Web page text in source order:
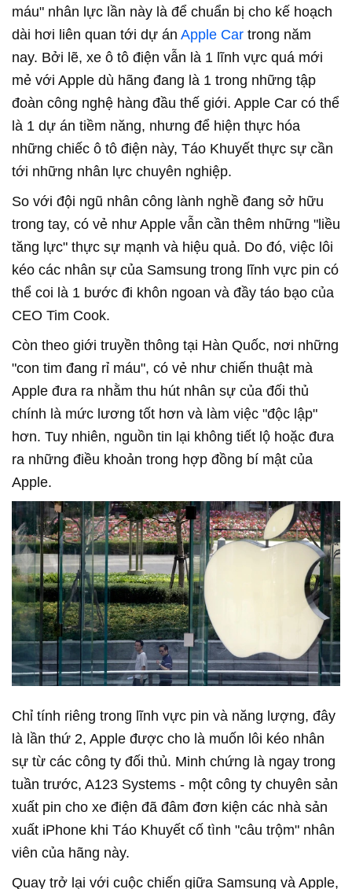
máu" nhân lực lần này là để chuẩn bị cho kế hoạch
dài hơi liên quan tới dự án Apple Car trong năm
nay. Bởi lẽ, xe ô tô điện vẫn là 1 lĩnh vực quá mới
mẻ với Apple dù hãng đang là 1 trong những tập
đoàn công nghệ hàng đầu thế giới. Apple Car có thể
là 1 dự án tiềm năng, nhưng để hiện thực hóa
những chiếc ô tô điện này, Táo Khuyết thực sự cần
tới những nhân lực chuyên nghiệp.
So với đội ngũ nhân công lành nghề đang sở hữu
trong tay, có vẻ như Apple vẫn cần thêm những "liều
tăng lực" thực sự mạnh và hiệu quả. Do đó, việc lôi
kéo các nhân sự của Samsung trong lĩnh vực pin có
thể coi là 1 bước đi khôn ngoan và đầy táo bạo của
CEO Tim Cook.
Còn theo giới truyền thông tại Hàn Quốc, nơi những
"con tim đang rỉ máu", có vẻ như chiến thuật mà
Apple đưa ra nhằm thu hút nhân sự của đối thủ
chính là mức lương tốt hơn và làm việc "độc lập"
hơn. Tuy nhiên, nguồn tin lại không tiết lộ hoặc đưa
ra những điều khoản trong hợp đồng bí mật của
Apple.
Chỉ tính riêng trong lĩnh vực pin và năng lượng, đây
là lần thứ 2, Apple được cho là muốn lôi kéo nhân
sự từ các công ty đối thủ. Minh chứng là ngay trong
tuần trước, A123 Systems - một công ty chuyên sản
xuất pin cho xe điện đã đâm đơn kiện các nhà sản
xuất iPhone khi Táo Khuyết cố tình "câu trộm" nhân
viên của hãng này.
Quay trở lại với cuộc chiến giữa Samsung và Apple,